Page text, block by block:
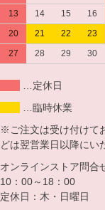
13
14 15 16
20
21 22 23
27
28 29 30
…定休日
…臨時休業
※ご注文は受け付けて
どは翌営業日以降にい
オンラインストア問合
10：00～18：00
定休日：木・日曜日